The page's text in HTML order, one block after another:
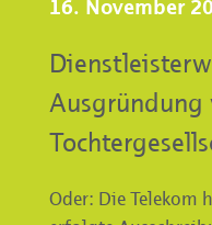
16. November
Ausgründung
Oder: Die Telekom